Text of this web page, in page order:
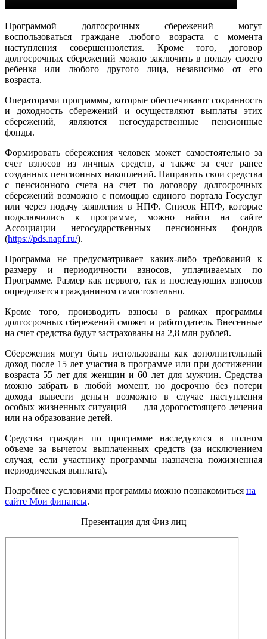
Программой долгосрочных сбережений могут
воспользоваться граждане любого возраста с момента
наступления совершеннолетия. Кроме того, договор
долгосрочных сбережений можно заключить в пользу своего
ребенка или любого другого лица, независимо от его
возраста.
Операторами программы, которые обеспечивают сохранность
и доходность сбережений и осуществляют выплаты этих
сбережений, являются негосударственные пенсионные
фонды.
Формировать сбережения человек может самостоятельно за
счет взносов из личных средств, а также за счет ранее
созданных пенсионных накоплений. Направить свои средства
с пенсионного счета на счет по договору долгосрочных
сбережений возможно с помощью единого портала Госуслуг
или через подачу заявления в НПФ. Список НПФ, которые
подключились к программе, можно найти на сайте
Ассоциации негосударственных пенсионных фондов
(https://pds.napf.ru/).
Программа не предусматривает каких-либо требований к
размеру и периодичности взносов, уплачиваемых по
Программе. Размер как первого, так и последующих взносов
определяется гражданином самостоятельно.
Кроме того, производить взносы в рамках программы
долгосрочных сбережений сможет и работодатель. Внесенные
на счет средства будут застрахованы на 2,8 млн рублей.
Сбережения могут быть использованы как дополнительный
доход после 15 лет участия в программе или при достижении
возраста 55 лет для женщин и 60 лет для мужчин. Средства
можно забрать в любой момент, но досрочно без потери
дохода вывести деньги возможно в случае наступления
особых жизненных ситуаций — для дорогостоящего лечения
или на образование детей.
Средства граждан по программе наследуются в полном
объеме за вычетом выплаченных средств (за исключением
случая, если участнику программы назначена пожизненная
периодическая выплата).
Подробнее с условиями программы можно познакомиться на
сайте Мои финансы.
Презентация для Физ лиц